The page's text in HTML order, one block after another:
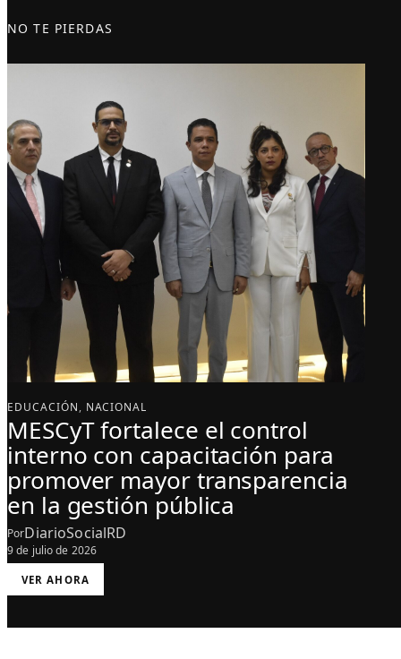
NO TE PIERDAS
EDUCACIÓN, NACIONAL
MESCyT fortalece el control
interno con capacitación para
promover mayor transparencia
en la gestión pública
PorDiarioSocialRD
9 de julio de 2026
VER AHORA
:
M
E
Y